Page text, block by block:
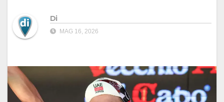
Di
MAG 16, 2026